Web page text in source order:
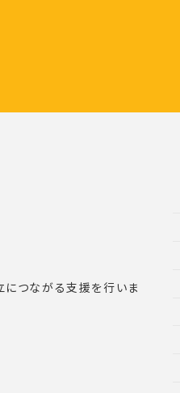
につながる支援を行いま